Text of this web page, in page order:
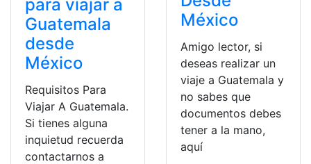
para viajar a
Guatemala
desde
México
Requisitos Para
Viajar A Guatemala.
Si tienes alguna
inquietud recuerda
contactarnos a
México
Amigo lector, si
deseas realizar un
viaje a Guatemala y
no sabes que
documentos debes
tener a la mano,
aquí